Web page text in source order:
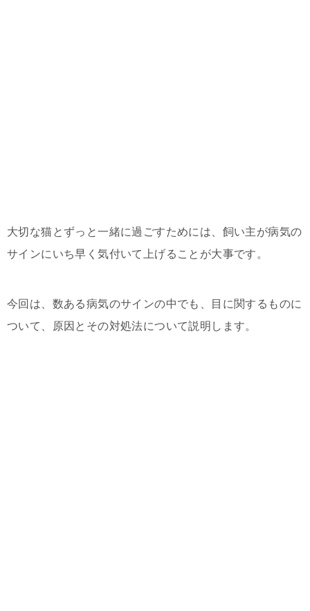
大切な猫とずっと一緒に過ごすためには、飼い主が病気の
サインにいち早く気付いて上げることが大事です。
今回は、数ある病気のサインの中でも、目に関するものに
ついて、原因とその対処法について説明します。